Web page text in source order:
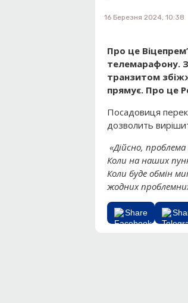
16 Березня 2024, 10:38
Про це
телемарафону.
транзитом
прямує. Про це
Посадовиця
дозволить
«Дійсно,
Коли на наших
Коли буде обмін
жодних
Share